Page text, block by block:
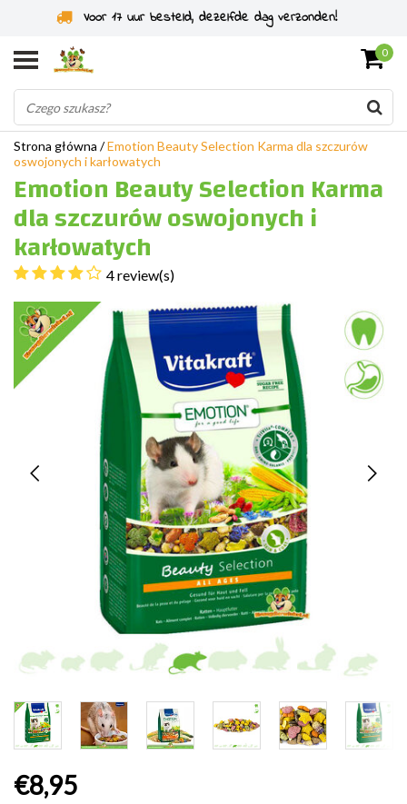
Specjaliści od gryzoni od 2011 roku
0
Strona główna /Emotion Beauty Selection Karma dla szczurów
oswojonych i karłowatych
Emotion Beauty Selection Karma
dla szczurów oswojonych i
karłowatych
4 review(s)
€8,95